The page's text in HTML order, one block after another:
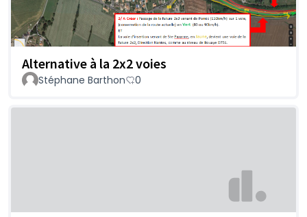
Alternative à la 2x2 voies
Stéphane Barthon 0